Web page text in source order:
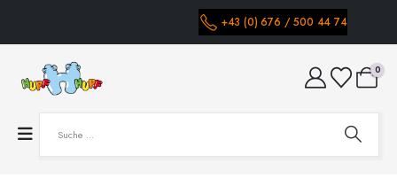
+43 (0) 676 / 500 44 74
0